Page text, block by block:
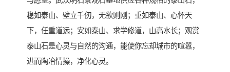
稳如泰山、壁立千仞，无欲则刚；重如泰山、心怀天
下，任重道远；安如泰山、求学修道，山高水长；观赏
泰山石是心灵与自然的沟通，能使你忘却城市的喧嚣，
进而陶冶情操，净化心灵。